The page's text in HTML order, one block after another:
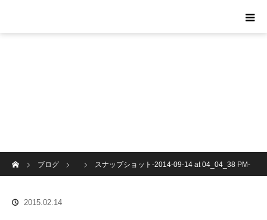
ブログ
スナップショット-2014-09-14 at 04_04_38 PM-
2015.02.14